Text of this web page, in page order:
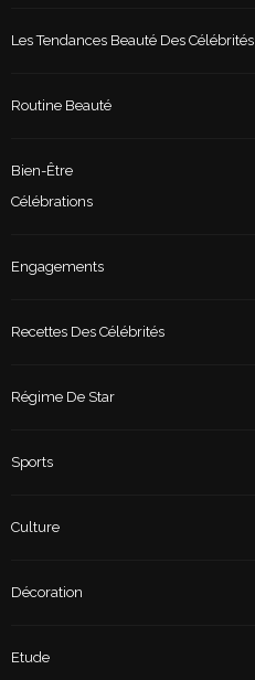
Les Tendances Beauté Des Célébrités
Routine Beauté
Bien-Être
Célébrations
Engagements
Recettes Des Célébrités
Régime De Star
Sports
Culture
Décoration
Etude